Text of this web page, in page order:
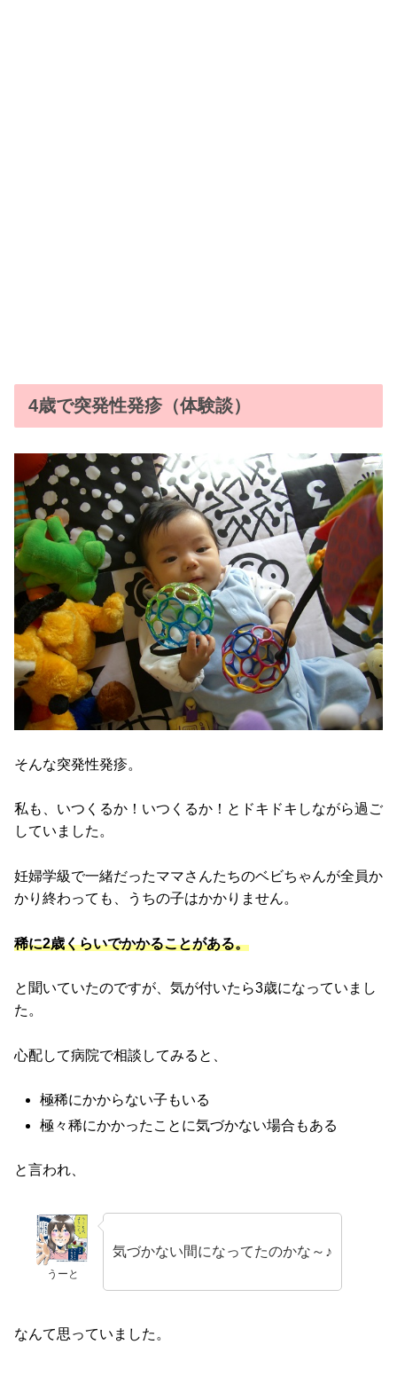
4歳で突発性発疹（体験談）
そんな突発性発疹。
私も、いつくるか！いつくるか！とドキドキしながら過ご
していました。
妊婦学級で一緒だったママさんたちのベビちゃんが全員か
かり終わっても、うちの子はかかりません。
稀に2歳くらいでかかることがある。
と聞いていたのですが、気が付いたら3歳になっていまし
た。
心配して病院で相談してみると、
極稀にかからない子もいる
極々稀にかかったことに気づかない場合もある
と言われ、
うーと
気づかない間になってたのかな～♪
なんて思っていました。